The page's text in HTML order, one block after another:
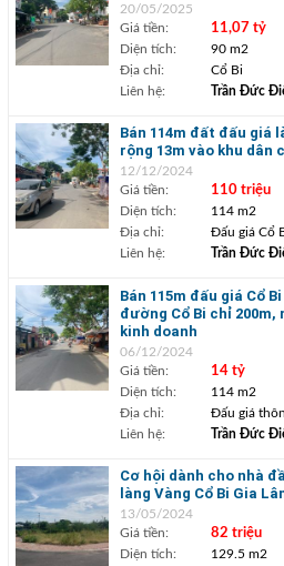
20/05/2025
Giá tiền:
11,07 tỷ
Diện tích:
90 m2
Địa chỉ:
Cổ Bi
Liên hệ:
Trần Đức
Bán 114m đất đấu giá
rộng 13m vào khu dân
12/12/2024
Giá tiền:
110 triệu
Diện tích:
114 m2
Địa chỉ:
Đấu giá Cổ
Liên hệ:
Trần Đức
Bán 115m đấu giá Cổ
đường Cổ Bi chỉ
kinh doanh
06/12/2024
Giá tiền:
14 tỷ
Diện tích:
114 m2
Địa chỉ:
Đấu giá
Liên hệ:
Trần Đức
Cơ hội dành cho nhà
làng Vàng Cổ Bi Gia
13/05/2024
Giá tiền:
82 triệu
Diện tích:
129.5 m2